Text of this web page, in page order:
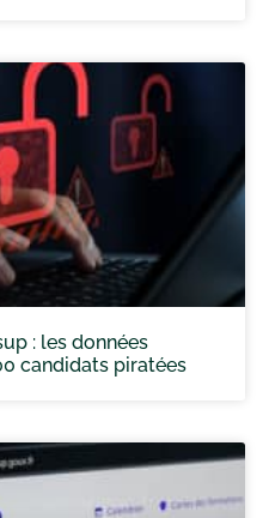
: les données
candidats piratées